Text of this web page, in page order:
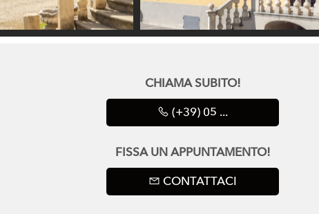
CHIAMA SUBITO!
(+39) 05 ...
FISSA UN APPUNTAMENTO!
CONTATTACI